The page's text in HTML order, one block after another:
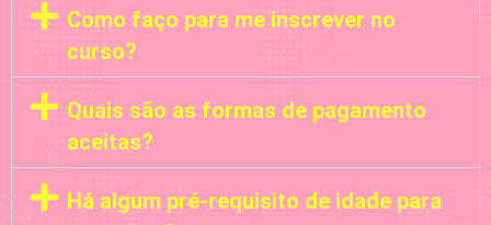
Como faço para me inscrever no
curso?
Quais são as formas de pagamento
aceitas?
Há algum pré-requisito de idade para